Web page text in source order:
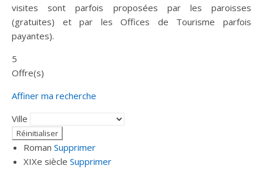
visites sont parfois proposées par les paroisses
(gratuites) et par les Offices de Tourisme parfois
payantes).
5
Offre(s)
Affiner ma recherche
Ville
Roman Supprimer
XIXe siècle Supprimer